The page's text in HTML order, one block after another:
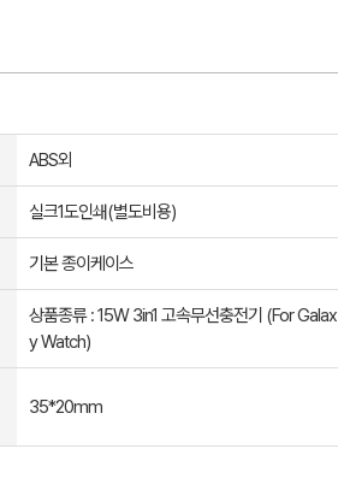
ABS외
실크1도인쇄(별도비용)
기본 종이케이스
상품종류 : 15W 3in1 고속무선충전기 (For Galax
y Watch)
35*20mm